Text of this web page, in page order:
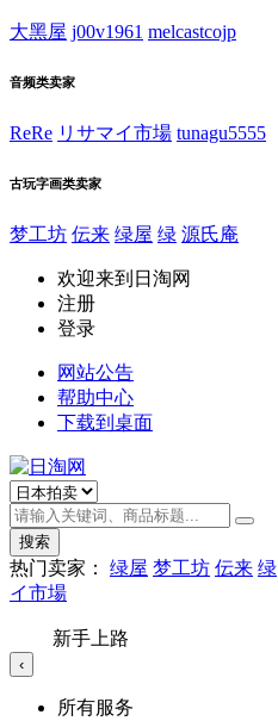
大黑屋 j00v1961 melcastcojp
音频类卖家
ReRe リサマイ市場 tunagu5555
古玩字画类卖家
梦工坊 伝来 绿屋 绿 源氏庵
欢迎来到日淘网
注册
登录
网站公告
帮助中心
下载到桌面
搜索
热门卖家： 绿屋 梦工坊 伝来 绿
イ市場
新手上路
‹
所有服务